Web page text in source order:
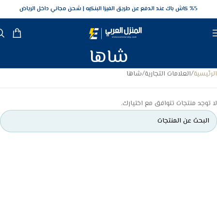
5‎% كاش باك عند الدفع عن طريق الفيزا البنكيه شحن مجاني داخل الرياض
شاها
الرئيسية العلامات التجارية شاها
لا توجد منتجات تتوافق مع اختيارك.